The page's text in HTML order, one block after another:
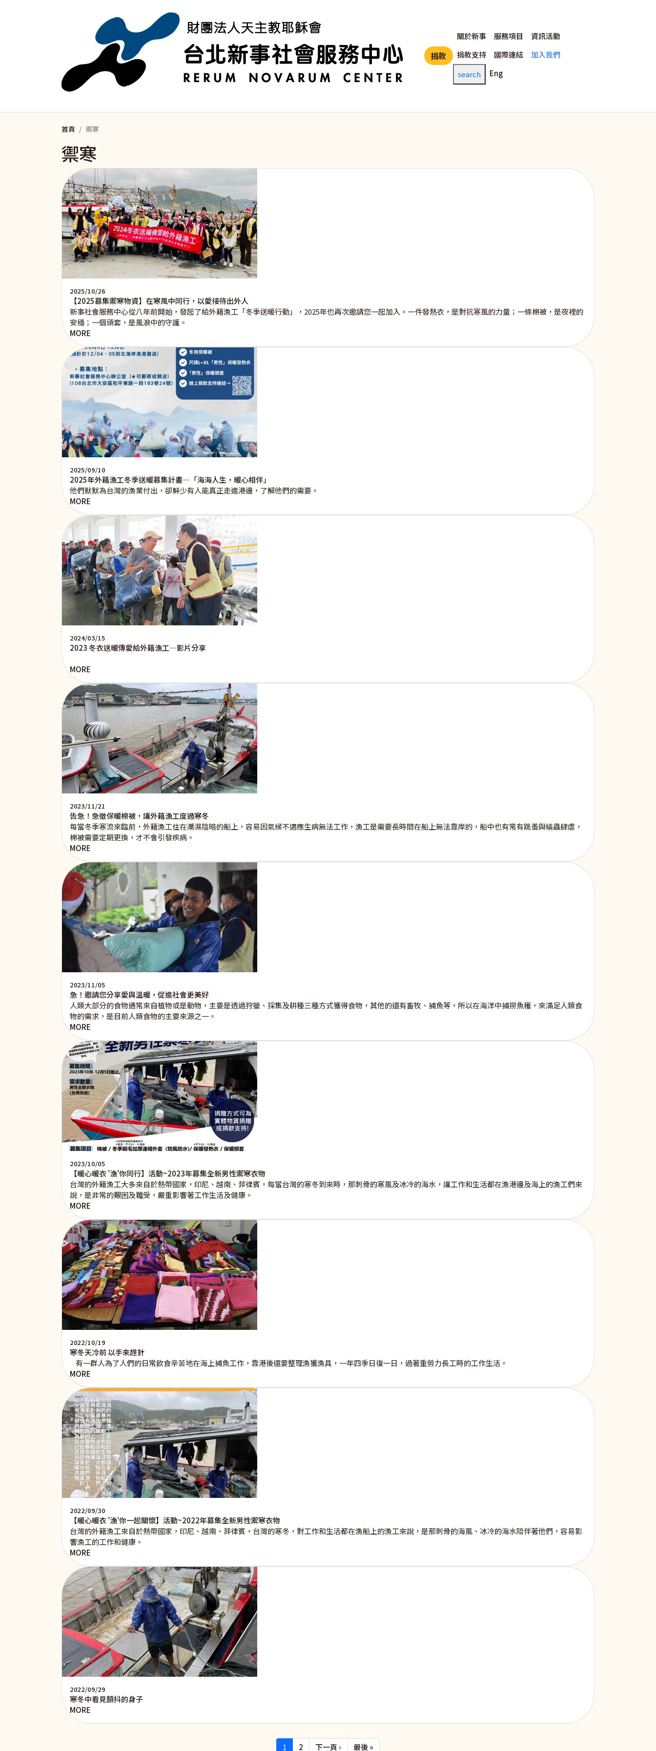
捐款
主選單
關於新事 服務項目
資訊活動
捐款支持
國際連結
加入我們
search
Eng
首頁 禦寒
禦寒
2025/10/26
【2025募集禦寒物資】在寒風中同行，以愛接待出外人
新事社會服務中心從八年前開始，發起了給外籍漁工「冬季送暖行動」，2025年也再次邀請您一起加入。一件發熱衣，是對抗寒風的力量；一條棉被，是夜裡的
安穩；一個頭套，是風浪中的守護。
MORE
2025/09/10
2025年外籍漁工冬季送暖募集計畫—「海海人生，暖心相伴」
他們默默為台灣的漁業付出，卻鮮少有人能真正走進港邊，了解他們的需要。
MORE
2024/03/15
2023 冬衣送暖傳愛給外籍漁工—影片分享
MORE
2023/11/21
告急！急徵保暖棉被，讓外籍漁工度過寒冬
每當冬季寒流來臨前，外籍漁工住在潮濕陰暗的船上，容易因氣候不適應生病無法工作，漁工是需要長時間在船上無法靠岸的，船中也有常有跳蚤與螨蟲肆虐，
棉被需要定期更換，才不會引發疾病。
MORE
2023/11/05
急！邀請您分享愛與溫暖，促進社會更美好
人類大部分的食物通常來自植物或是動物，主要是透過狩獵、採集及耕種三種方式獲得食物，其他的還有畜牧、捕魚等，所以在海洋中捕撈魚穫，來滿足人類食
物的需求，是目前人類食物的主要來源之一。
MORE
2023/10/05
【暖心暖衣 '漁'你同行】活動~2023年募集全新男性禦寒衣物
台灣的外籍漁工大多來自於熱帶國家，印尼、越南、菲律賓，每當台灣的寒冬到來時，那刺骨的寒風及冰冷的海水，讓工作和生活都在漁港邊及海上的漁工們來
說，是非常的艱困及難受，嚴重影響著工作生活及健康。
MORE
2022/10/19
寒冬天冷前 以手來趕針
有一群人為了人們的日常飲食辛苦地在海上捕魚工作，靠港後還要整理漁獲漁具，一年四季日復一日，過著重勞力長工時的工作生活。
MORE
2022/09/30
【暖心暖衣 '漁'你一起關懷】活動~2022年募集全新男性禦寒衣物
台灣的外籍漁工來自於熱帶國家，印尼、越南、菲律賓，台灣的寒冬，對工作和生活都在漁船上的漁工來說，是那刺骨的海風、冰冷的海水陪伴著他們，容易影
響漁工的工作和健康。
MORE
2022/09/29
寒冬中看見顫抖的身子
MORE
1 2 下一頁 › 下一頁最後 »